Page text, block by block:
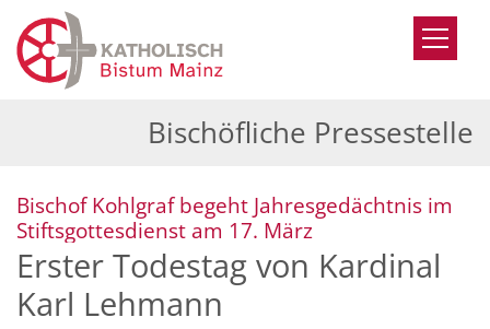
Zum Inhalt springen
Bischöfliche Pressestelle
Bischof Kohlgraf begeht Jahresgedächtnis im
Stiftsgottesdienst am 17. März
Erster Todestag von Kardinal
Karl Lehmann